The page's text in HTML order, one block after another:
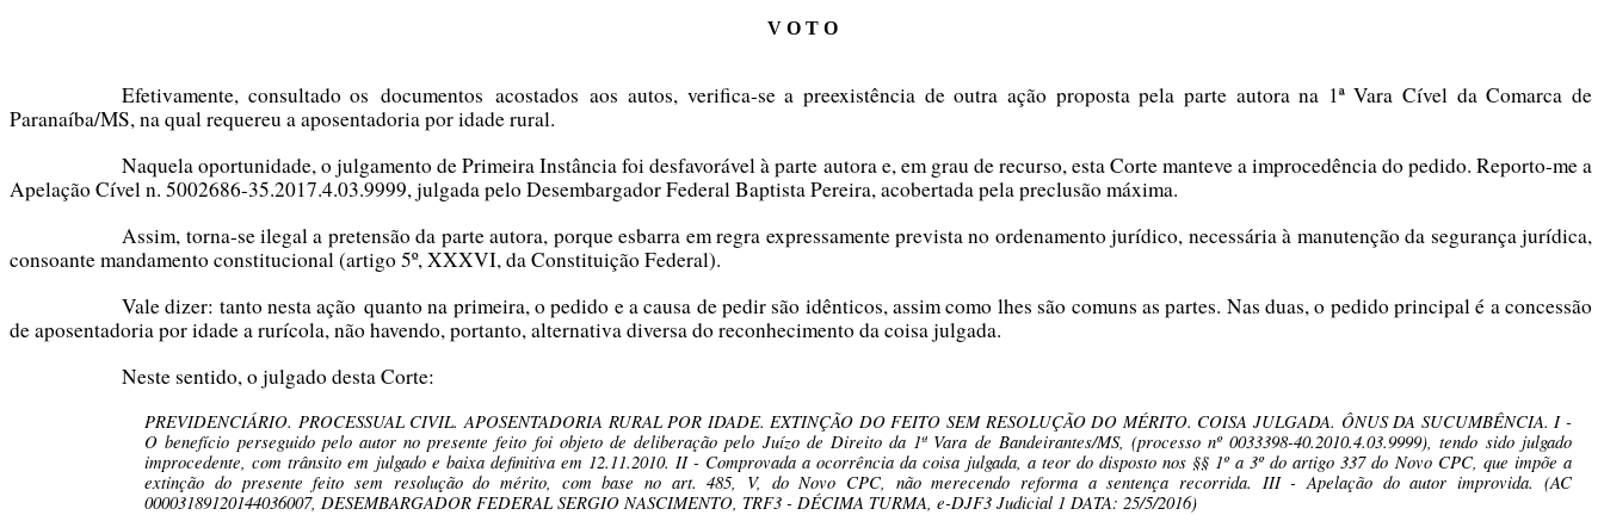
V O T O
Efetivamente, consultado os documentos acostados aos autos, verifica-se a preexistência de outra ação proposta pela parte autora na 1ª Vara Cível da Comarca de
Paranaíba/MS, na qual requereu a aposentadoria por idade rural.
Naquela oportunidade, o julgamento de Primeira Instância foi desfavorável à parte autora e, em grau de recurso, esta Corte manteve a improcedência do pedido. Reporto-me a
Apelação Cível n. 5002686-35.2017.4.03.9999, julgada pelo Desembargador Federal Baptista Pereira, acobertada pela preclusão máxima.
Assim, torna-se ilegal a pretensão da parte autora, porque esbarra em regra expressamente prevista no ordenamento jurídico, necessária à manutenção da segurança jurídica,
consoante mandamento constitucional (artigo 5º, XXXVI, da Constituição Federal).
Vale dizer: tanto nesta ação quanto na primeira, o pedido e a causa de pedir são idênticos, assim como lhes são comuns as partes. Nas duas, o pedido principal é a concessão
de aposentadoria por idade a rurícola, não havendo, portanto, alternativa diversa do reconhecimento da coisa julgada.
Neste sentido, o julgado desta Corte:
PREVIDENCIÁRIO. PROCESSUAL CIVIL. APOSENTADORIA RURAL POR IDADE. EXTINÇÃO DO FEITO SEM RESOLUÇÃO DO MÉRITO. COISA JULGADA. ÔNUS DA SUCUMBÊNCIA. I -
O benefício perseguido pelo autor no presente feito foi objeto de deliberação pelo Juízo de Direito da 1ª Vara de Bandeirantes/MS, (processo nº 0033398-40.2010.4.03.9999), tendo sido julgado
improcedente, com trânsito em julgado e baixa definitiva em 12.11.2010. II - Comprovada a ocorrência da coisa julgada, a teor do disposto nos §§ 1º a 3º do artigo 337 do Novo CPC, que impõe a
extinção do presente feito sem resolução do mérito, com base no art. 485, V, do Novo CPC, não merecendo reforma a sentença recorrida. III - Apelação do autor improvida. (AC
00003189120144036007, DESEMBARGADOR FEDERAL SERGIO NASCIMENTO, TRF3 - DÉCIMA TURMA, e-DJF3 Judicial 1 DATA: 25/5/2016)